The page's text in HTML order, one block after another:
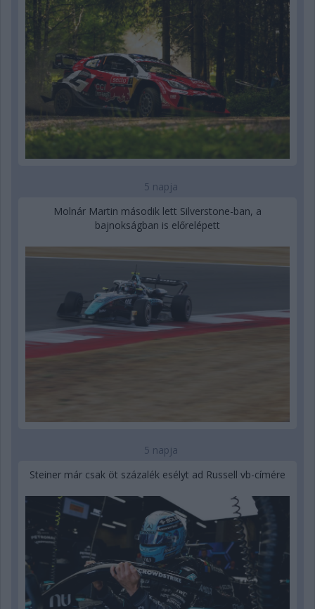
5 napja
Molnár Martin második lett Silverstone-ban, a
bajnokságban is előrelépett
5 napja
Steiner már csak öt százalék esélyt ad Russell vb-címére